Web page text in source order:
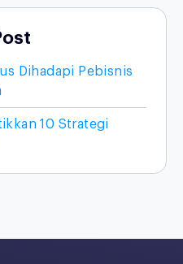
Dihadapi Pebisnis
10 Strategi